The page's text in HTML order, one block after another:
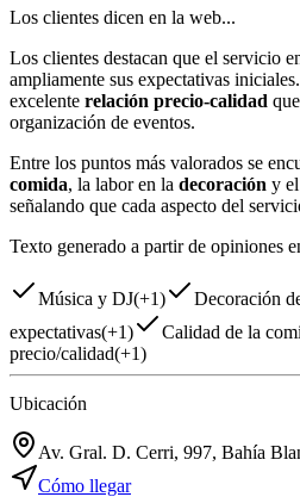
Los clientes dicen en la web...
Los clientes destacan que el servicio
ampliamente sus expectativas
excelente relación precio-calidad
organización de eventos.
Entre los puntos más valorados se
comida, la labor en la decoración y
señalando que cada aspecto del
Texto generado a partir de opiniones
Música y DJ(+1) Decoración
expectativas(+1) Calidad de la
precio/calidad(+1)
Ubicación
Av. Gral. D. Cerri, 997, Bahía
Cómo llegar